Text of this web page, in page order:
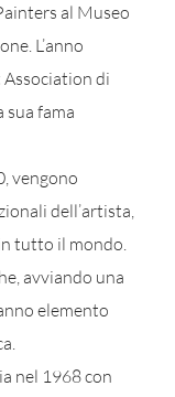
al Museo
L’anno
Association di
fama
vengono
dell’artista,
tutto il mondo.
avviando una
elemento
nel 1968 con